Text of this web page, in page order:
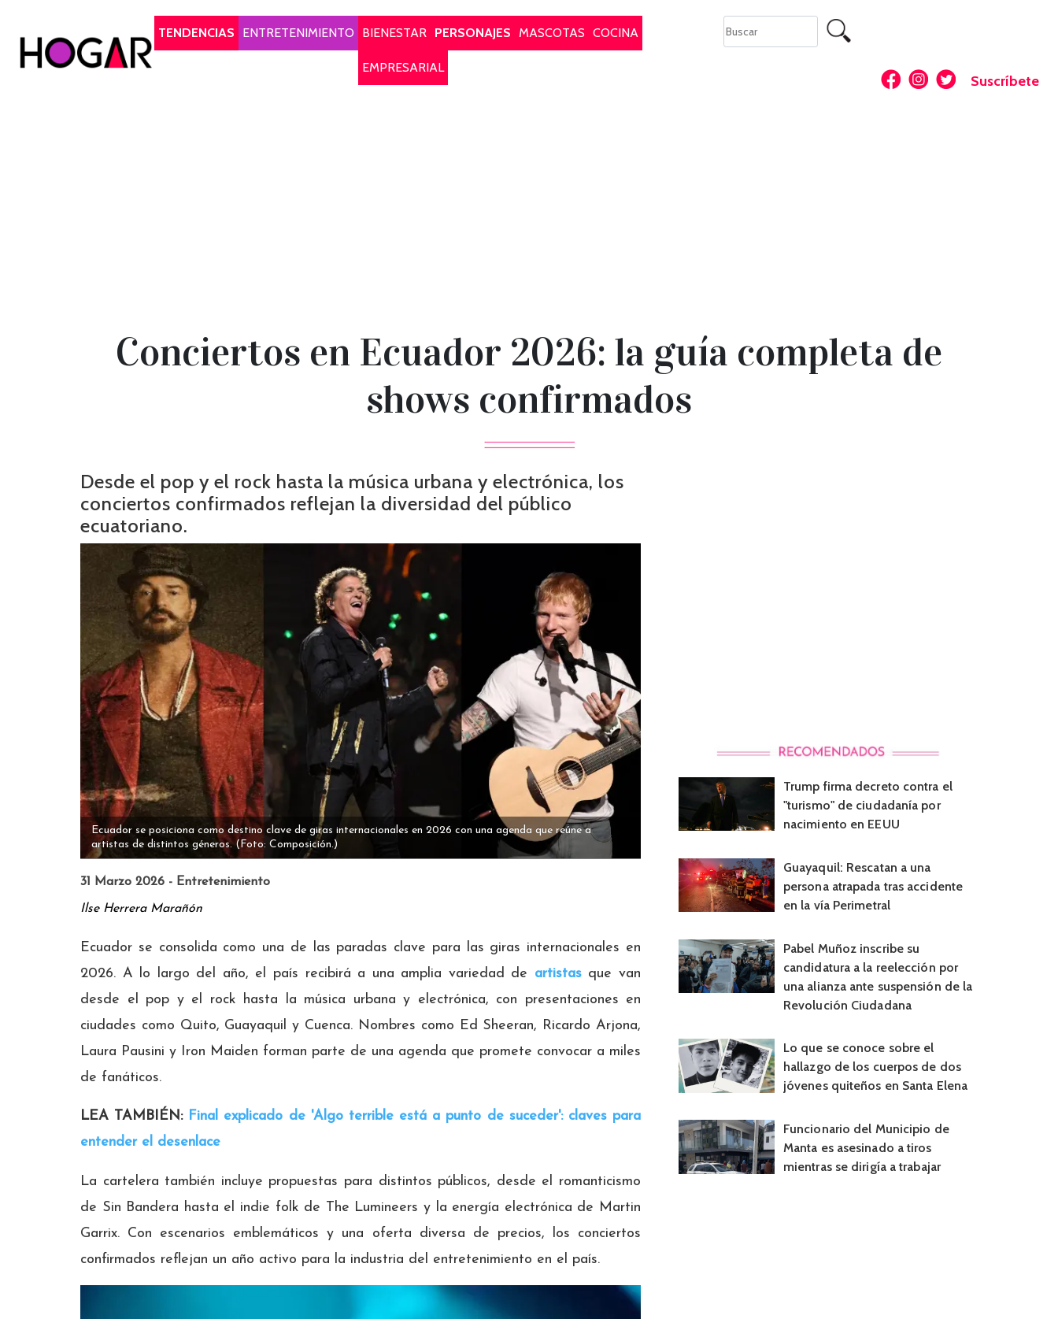
TENDENCIAS
ENTRETENIMIENTO BIENESTAR PERSONAJES MASCOTAS COCINA
EMPRESARIAL
Suscríbete
Conciertos en Ecuador 2026: la guía completa de
shows confirmados
Desde el pop y el rock hasta la música urbana y electrónica, los
conciertos confirmados reflejan la diversidad del público
ecuatoriano.
Ecuador se posiciona como destino clave de giras internacionales en 2026 con una agenda que reúne a
artistas de distintos géneros. (Foto: Composición.)
31 Marzo 2026 - Entretenimiento
Ilse Herrera Marañón
Ecuador se consolida como una de las paradas clave para las giras internacionales en
2026. A lo largo del año, el país recibirá a una amplia variedad de artistasque van
desde el pop y el rock hasta la música urbana y electrónica, con presentaciones en
ciudades como Quito, Guayaquil y Cuenca. Nombres como Ed Sheeran, Ricardo Arjona,
Laura Pausini y Iron Maiden forman parte de una agenda que promete convocar a miles
de fanáticos.
LEA TAMBIÉN: Final explicado de 'Algo terrible está a punto de suceder': claves para
entender el desenlace
La cartelera también incluye propuestas para distintos públicos, desde el romanticismo
de Sin Bandera hasta el indie folk de The Lumineers y la energía electrónica de Martin
Garrix. Con escenarios emblemáticos y una oferta diversa de precios, los conciertos
confirmados reflejan un año activo para la industria del entretenimiento en el país.
Trump firma decreto contra el
"turismo" de ciudadanía por
nacimiento en EEUU
Guayaquil: Rescatan a una
persona atrapada tras accidente
en la vía Perimetral
Pabel Muñoz inscribe su
candidatura a la reelección por
una alianza ante suspensión de la
Revolución Ciudadana
Lo que se conoce sobre el
hallazgo de los cuerpos de dos
jóvenes quiteños en Santa Elena
Funcionario del Municipio de
Manta es asesinado a tiros
mientras se dirigía a trabajar